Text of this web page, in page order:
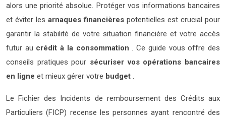
alors une priorité absolue. Protéger vos informations bancaires
et éviter les arnaques financières potentielles est crucial pour
garantir la stabilité de votre situation financière et votre accès
futur au crédit à la consommation. Ce guide vous offre des
conseils pratiques pour sécuriser vos opérations bancaires
en ligne et mieux gérer votre budget .
Le Fichier des Incidents de remboursement des Crédits aux
Particuliers (FICP) recense les personnes ayant rencontré des